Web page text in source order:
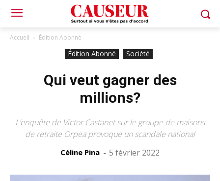
Accueil Édition Abonné
Édition Abonné Société
Qui veut gagner des
millions?
L’enquête de Victor Castanet sur le groupe de maisons
de retraite Orpea provoque un scandale national
Céline Pina - 5 février 2022